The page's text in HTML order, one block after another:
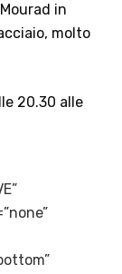
in
molto
20.30 alle